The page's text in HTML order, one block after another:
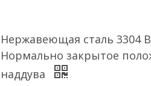
Нержавеющая сталь 3304
Нормально закрытое
наддува